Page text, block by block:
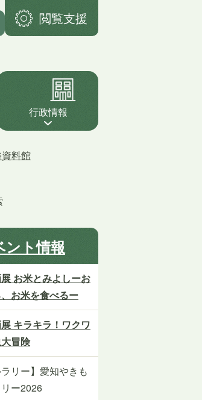
閲覧支援
行政情報
料館
ント情報
お米とみよしーお
お米を食べるー
キラキラ！ワクワ
冒険
ラリー】愛知やきも
ー2026